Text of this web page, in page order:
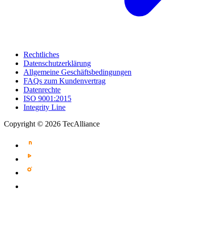
Rechtliches
Datenschutzerklärung
Allgemeine Geschäftsbedingungen
FAQs zum Kundenvertrag
Datenrechte
ISO 9001:2015
Integrity Line
Copyright © 2026 TecAlliance